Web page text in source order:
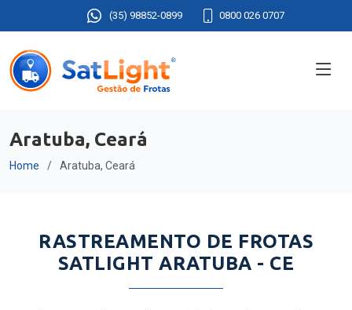
(35) 98852-0899 0800 026 0707
Aratuba, Ceará
Home Aratuba, Ceará
RASTREAMENTO DE FROTAS
SATLIGHT ARATUBA - CE